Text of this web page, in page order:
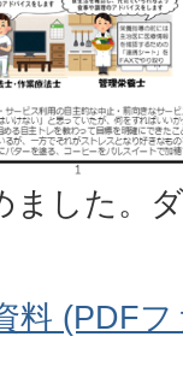
ました。
料 (PDF